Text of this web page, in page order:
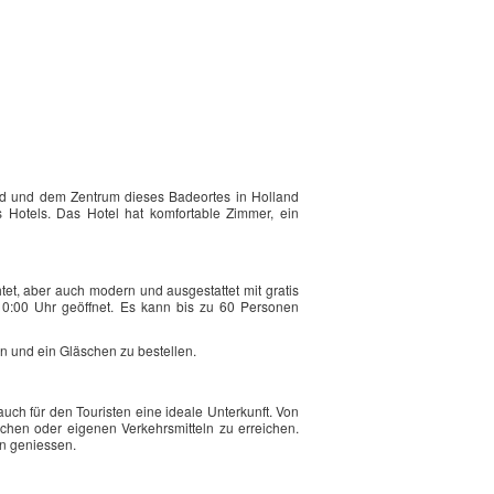
und dem Zentrum dieses Badeortes in Holland
Das Hotel hat komfortable Zimmer, ein
aber auch modern und ausgestattet mit gratis
Uhr geöffnet. Es kann bis zu 60 Personen
und ein Gläschen zu bestellen.
für den Touristen eine ideale Unterkunft. Von
oder eigenen Verkehrsmitteln zu erreichen.
geniessen.